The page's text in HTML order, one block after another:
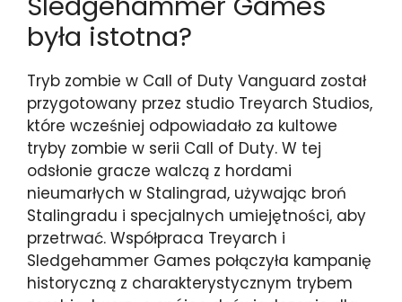
była istotna?
Tryb zombie w Call of Duty Vanguard został
przygotowany przez studio Treyarch Studios,
które wcześniej odpowiadało za kultowe
tryby zombie w serii Call of Duty. W tej
odsłonie gracze walczą z hordami
nieumarłych w Stalingrad, używając broń
Stalingradu i specjalnych umiejętności, aby
przetrwać. Współpraca Treyarch i
Sledgehammer Games połączyła kampanię
historyczną z charakterystycznym trybem